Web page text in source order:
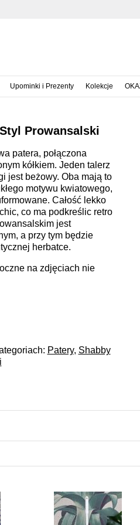
Upominki i Prezenty Kolekcje
Prowansalski
patera, połączona
kółkiem. Jeden talerz
jest beżowy. Oba mają to
motywu kwiatowego,
Całość lekko
co ma podkreślic retro
jest
a przy tym będzie
herbatce.
na zdjęciach nie
Patery, Shabby